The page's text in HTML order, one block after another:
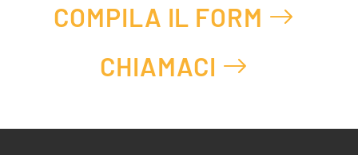
COMPILA IL FORM
CHIAMACI